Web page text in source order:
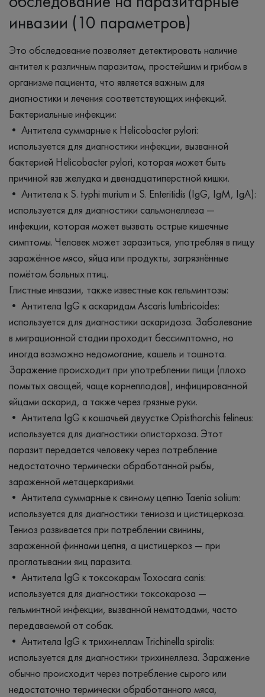
инвазии (10 параметров)
Это обследование позволяет детектировать наличие
антител к различным паразитам, простейшим и грибам в
организме пациента, что является важным для
диагностики и лечения соответствующих инфекций.
Бактериальные инфекции:
• Антитела суммарные к Helicobacter pylori:
используется для диагностики инфекции, вызванной
бактерией Helicobacter pylori, которая может быть
причиной язв желудка и двенадцатиперстной кишки.
• Антитела к S. typhi murium и S. Enteritidis (IgG, IgM, IgA):
используется для диагностики сальмонеллеза —
инфекции, которая может вызвать острые кишечные
симптомы. Человек может заразиться, употребляя в пищу
заражённое мясо, яйца или продукты, загрязнённые
помётом больных птиц.
Глистные инвазии, также известные как гельминтозы:
• Антитела IgG к аскаридам Ascaris lumbricoides:
используется для диагностики аскаридоза. Заболевание
в миграционной стадии проходит бессимптомно, но
иногда возможно недомогание, кашель и тошнота.
Заражение происходит при употреблении пищи (плохо
помытых овощей, чаще корнеплодов), инфицированной
яйцами аскарид, а также через грязные руки.
• Антитела IgG к кошачьей двуустке Opisthorchis felineus:
используется для диагностики описторхоза. Этот
паразит передается человеку через потребление
недостаточно термически обработанной рыбы,
зараженной метацеркариями.
• Антитела суммарные к свиному цепню Taenia solium:
используется для диагностики тениоза и цистицеркоза.
Тениоз развивается при потреблении свинины,
зараженной финнами цепня, а цистицеркоз — при
проглатывании яиц паразита.
• Антитела IgG к токсокарам Toxocara canis:
используется для диагностики токсокароза —
гельминтной инфекции, вызванной нематодами, часто
передаваемой от собак.
• Антитела IgG к трихинеллам Trichinella spiralis:
используется для диагностики трихинеллеза. Заражение
обычно происходит через потребление сырого или
недостаточно термически обработанного мяса,